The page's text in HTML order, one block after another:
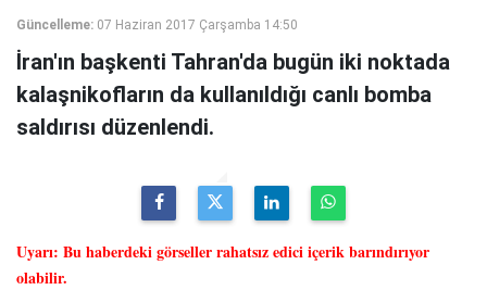
Güncelleme: 07 Haziran 2017 Çarşamba 14:50
İran'ın başkenti Tahran'da bugün iki noktada
kalaşnikofların da kullanıldığı canlı bomba
saldırısı düzenlendi.
Uyarı: Bu haberdeki görseller rahatsız edici içerik barındırıyor
olabilir.